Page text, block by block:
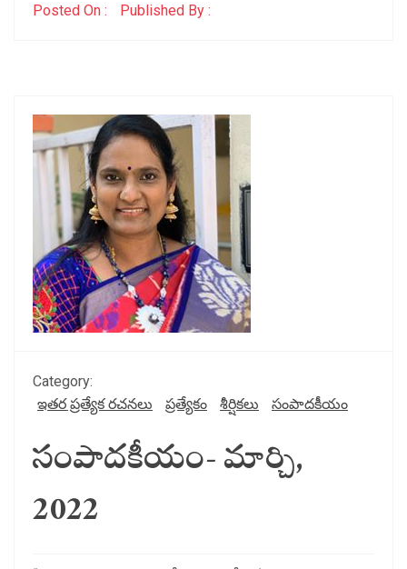
Posted On : Published By :
Category:
ఇతర ప్రత్యేక రచనలు
ప్రత్యేకం శీర్షికలు సంపాదకీయం
సంపాదకీయం- మార్చి,
2022